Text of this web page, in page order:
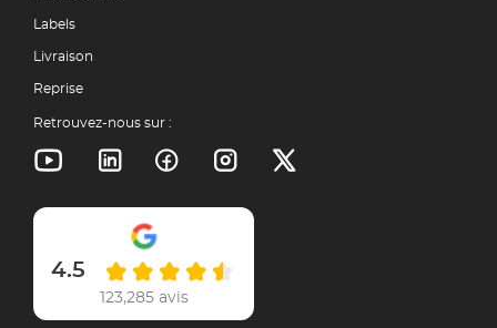
Labels
Livraison
Reprise
Retrouvez-nous sur :
4.5
123,285 avis